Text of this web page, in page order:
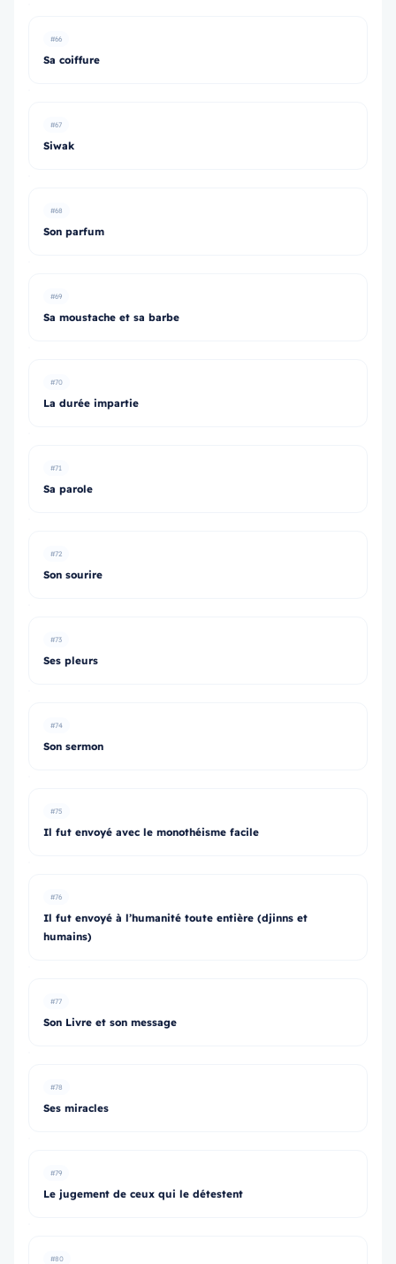
#66
Sa coiffure
#67
Siwak
#68
Son parfum
#69
Sa moustache et sa barbe
#70
La durée impartie
#71
Sa parole
#72
Son sourire
#73
Ses pleurs
#74
Son sermon
#75
Il fut envoyé avec le monothéisme facile
#76
Il fut envoyé à l’humanité toute entière (djinns et
humains)
#77
Son Livre et son message
#78
Ses miracles
#79
Le jugement de ceux qui le détestent
#80